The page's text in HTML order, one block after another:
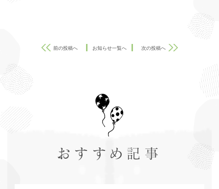
前の投稿へ お知らせ一覧へ 次の投稿へ
おすすめ記事